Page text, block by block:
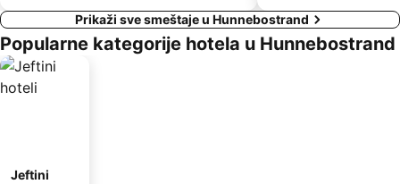
Prikaži sve smeštaje u Hunnebostrand
Popularne kategorije hotela u Hunnebostrand
Jeftini